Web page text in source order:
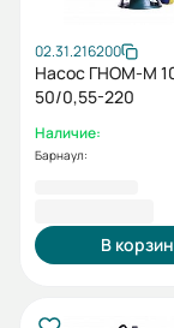
02.31.216200
Насос ГНОМ-М
50/0,55-220
Наличие:
Барнаул:
В